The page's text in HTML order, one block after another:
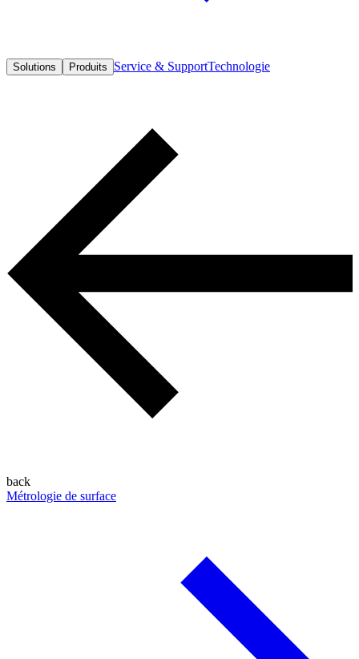
Solutions Produits Service & SupportTechnologie
back
Métrologie de surface